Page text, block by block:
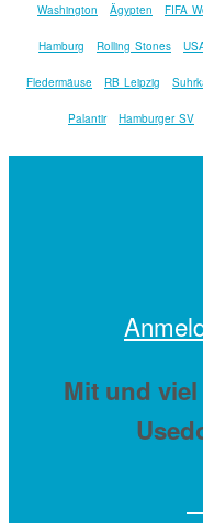
Washington Ägypten FIFA
Hamburg Rolling Stones
Fledermäuse RB Leipzig
Palantir Hamburger SV
Mit und viel